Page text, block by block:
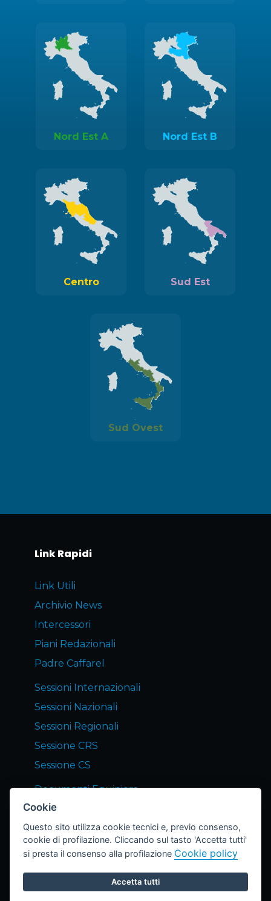
Nord Est A Nord Est B
Centro Sud Est
Sud Ovest
Link Rapidi
Link Utili
Archivio News
Intercessori
Piani Redazionali
Padre Caffarel
Sessioni Internazionali
Sessioni Nazionali
Sessioni Regionali
Sessione CRS
Sessione CS
Documenti Equipiers
Servizi END Equipiers
Notizie dagli Equipiers
Lettera END
Cookie
Questo sito utilizza cookie tecnici e, previo consenso,
cookie di profilazione. Cliccando sul tasto 'Accetta tutti'
si presta il consenso alla profilazione Cookie policy
Accetta tutti